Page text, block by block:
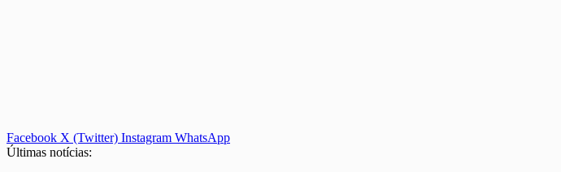
Facebook X (Twitter) Instagram WhatsApp
Últimas notícias: